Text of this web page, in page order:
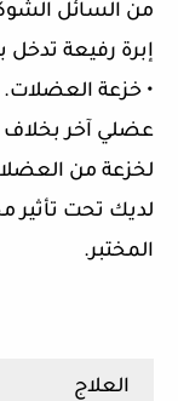
من السائل
إبرة رفيعة
• خزعة
عضلي آخر بخلاف
لخزعة من
لديك تحت تأثير
المختبر.
العلاج